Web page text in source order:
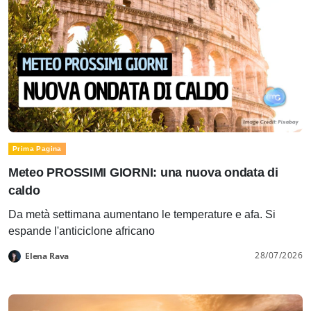
Prima Pagina
Meteo PROSSIMI GIORNI: una nuova ondata di
caldo
Da metà settimana aumentano le temperature e afa. Si
espande l'anticiclone africano
Elena Rava 28/07/2026